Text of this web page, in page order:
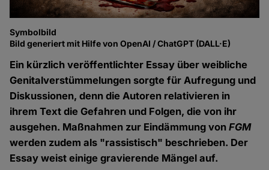
Symbolbild
Bild generiert mit Hilfe von OpenAI / ChatGPT (DALL·E)
Ein kürzlich veröffentlichter Essay über weibliche
Genitalverstümmelungen sorgte für Aufregung und
Diskussionen, denn die Autoren relativieren in
ihrem Text die Gefahren und Folgen, die von ihr
ausgehen. Maßnahmen zur Eindämmung vonFGM
werden zudem als "rassistisch" beschrieben. Der
Essay weist einige gravierende Mängel auf.